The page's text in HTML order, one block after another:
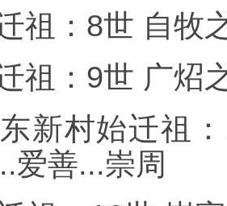
祖：8世 自牧
祖：9世 广炤
新村始迁祖
爱善...崇周